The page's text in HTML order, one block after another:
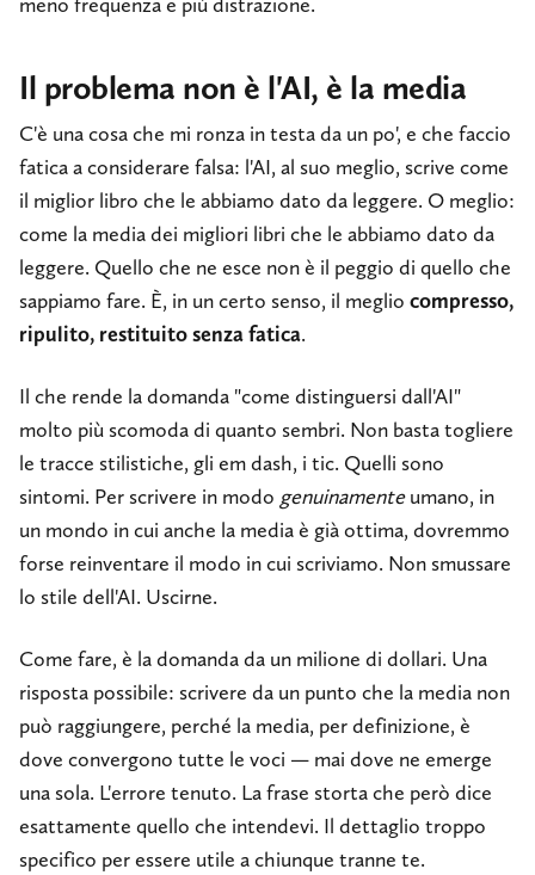
Il problema non è l'AI, è la media
C'è una cosa che mi ronza in testa da un po', e che faccio
fatica a considerare falsa: l'AI, al suo meglio, scrive come
il miglior libro che le abbiamo dato da leggere. O meglio:
come la media dei migliori libri che le abbiamo dato da
leggere. Quello che ne esce non è il peggio di quello che
sappiamo fare. È, in un certo senso, il meglio compresso,
ripulito, restituito senza fatica.
Il che rende la domanda "come distinguersi dall'AI"
molto più scomoda di quanto sembri. Non basta togliere
le tracce stilistiche, gli em dash, i tic. Quelli sono
sintomi. Per scrivere in modo genuinamenteumano, in
un mondo in cui anche la media è già ottima, dovremmo
forse reinventare il modo in cui scriviamo. Non smussare
lo stile dell'AI. Uscirne.
Come fare, è la domanda da un milione di dollari. Una
risposta possibile: scrivere da un punto che la media non
può raggiungere, perché la media, per definizione, è
dove convergono tutte le voci — mai dove ne emerge
una sola. L'errore tenuto. La frase storta che però dice
esattamente quello che intendevi. Il dettaglio troppo
specifico per essere utile a chiunque tranne te.